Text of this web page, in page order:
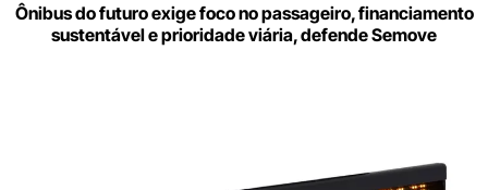
Ônibus do futuro exige foco no passageiro, financiamento
sustentável e prioridade viária, defende Semove